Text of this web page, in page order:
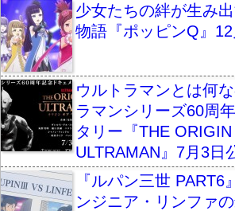
少女たちの絆が生み
物語『ポッピンQ』12
ウルトラマンとは何
ラマンシリーズ60周
タリー『THE
ULTRAMAN』7月3日
『ルパン三世 PART6
ンジニア・リンファ